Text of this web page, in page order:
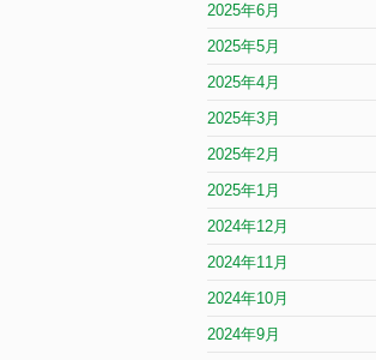
2025年6月
2025年5月
2025年4月
2025年3月
2025年2月
2025年1月
2024年12月
2024年11月
2024年10月
2024年9月